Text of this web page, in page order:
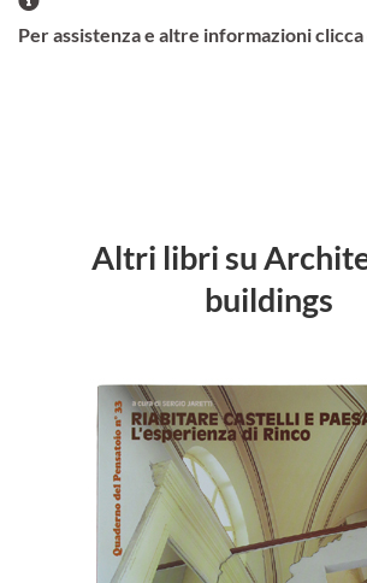
Per assistenza e altre informazioni clicca
Altri libri su
buildings